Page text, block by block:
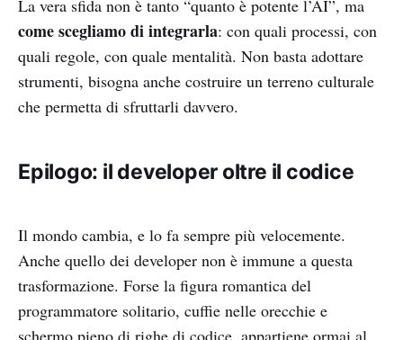
La vera sfida non è tanto “quanto è potente l’AI”, ma
come scegliamo di integrarla: con quali processi, con
quali regole, con quale mentalità. Non basta adottare
strumenti, bisogna anche costruire un terreno culturale
che permetta di sfruttarli davvero.
Epilogo: il developer oltre il codice
Il mondo cambia, e lo fa sempre più velocemente.
Anche quello dei developer non è immune a questa
trasformazione. Forse la figura romantica del
programmatore solitario, cuffie nelle orecchie e
schermo pieno di righe di codice, appartiene ormai al